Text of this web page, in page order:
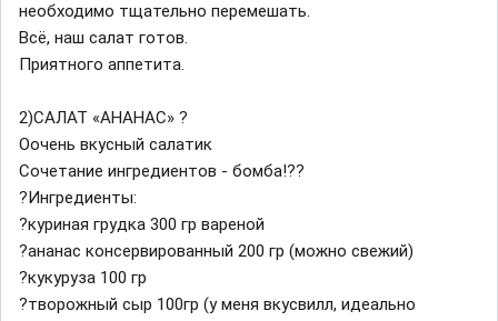
необходимо тщательно перемешать.
Всё, наш салат готов.
Приятного аппетита.
2)САЛАТ «АНАНАС» ?
Оочень вкусный салатик
Сочетание ингредиентов - бомба!??
?Ингредиенты:
?куриная грудка 300 гр вареной
?ананас консервированный 200 гр (можно свежий)
?кукуруза 100 гр
?творожный сыр 100гр (у меня вкусвилл, идеально